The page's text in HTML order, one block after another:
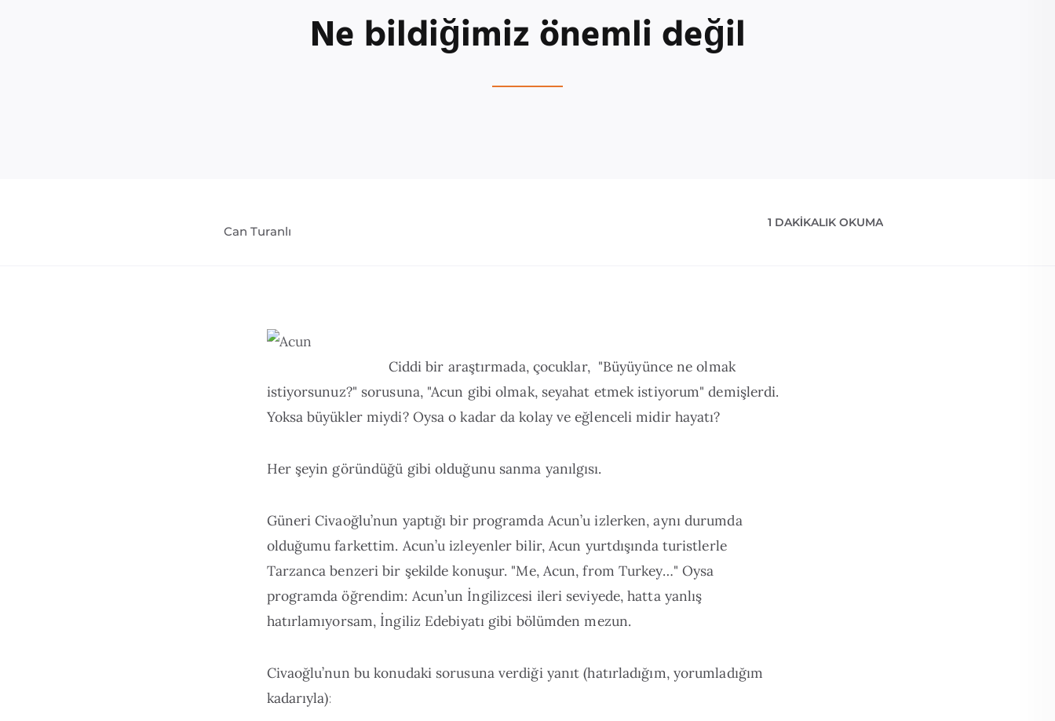
Ne bildiğimiz önemli değil
Can Turanlı
1 DAKIKALIK OKUMA
Ciddi bir araştırmada, çocuklar, "Büyüyünce ne olmak
istiyorsunuz?" sorusuna, "Acun gibi olmak, seyahat etmek istiyorum" demişlerdi.
Yoksa büyükler miydi? Oysa o kadar da kolay ve eğlenceli midir hayatı?
Her şeyin göründüğü gibi olduğunu sanma yanılgısı.
Güneri Civaoğlu’nun yaptığı bir programda Acun’u izlerken, aynı durumda
olduğumu farkettim. Acun’u izleyenler bilir, Acun yurtdışında turistlerle
Tarzanca benzeri bir şekilde konuşur. "Me, Acun, from Turkey…" Oysa
programda öğrendim: Acun’un İngilizcesi ileri seviyede, hatta yanlış
hatırlamıyorsam, İngiliz Edebiyatı gibi bölümden mezun.
Civaoğlu’nun bu konudaki sorusuna verdiği yanıt (hatırladığım, yorumladığım
kadarıyla):